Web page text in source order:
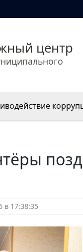
центр
в 17:38:35